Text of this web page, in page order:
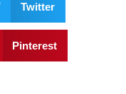
Twitter
Pinterest